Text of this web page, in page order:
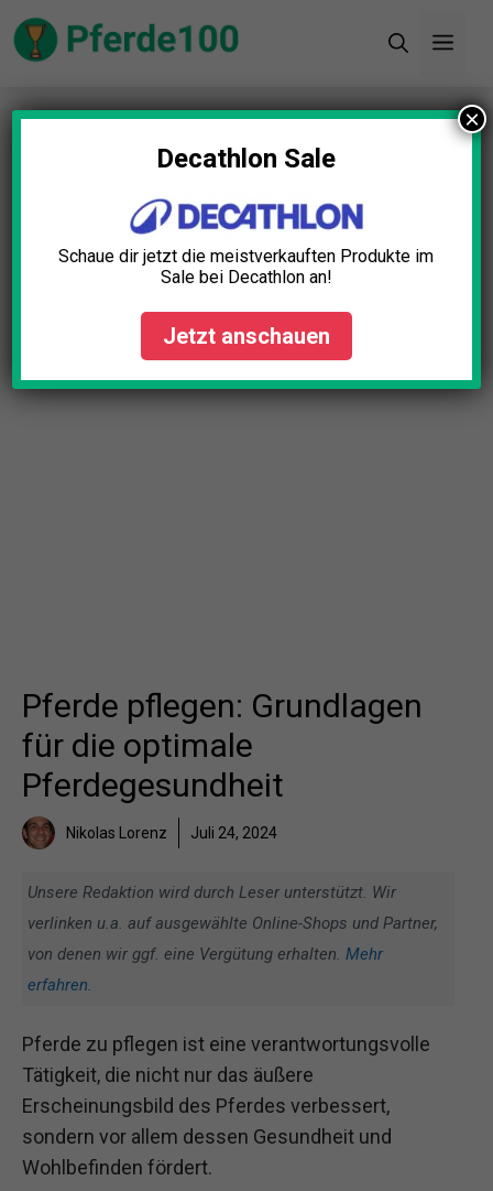
Zum
Inhalt
Startseite»Blog»Pferde pflegen: Grundlagen für
die optimale Pferdegesundheit
Pferde pflegen: Grundlagen
für die optimale
Pferdegesundheit
Nikolas Lorenz Juli 24, 2024
Unsere Redaktion wird durch Leser unterstützt. Wir
verlinken u.a. auf ausgewählte Online-Shops und Partner,
von denen wir ggf. eine Vergütung erhalten. Mehr
erfahren.
Pferde zu pflegen ist eine verantwortungsvolle
Tätigkeit, die nicht nur das äußere
Erscheinungsbild des Pferdes verbessert,
sondern vor allem dessen Gesundheit und
Wohlbefinden fördert.
Decathlon Sale
Schaue dir jetzt die meistverkauften Produkte im
Sale bei Decathlon an!
Jetzt anschauen
×